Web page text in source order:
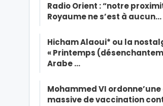
Radio Orient : “notre
Royaume ne s’est à aucun…
Hicham Alaoui* ou la
« Printemps
Arabe …
Mohammed VI
massive de vaccination